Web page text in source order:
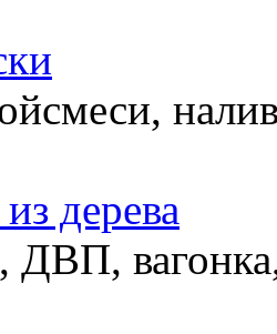
дерева